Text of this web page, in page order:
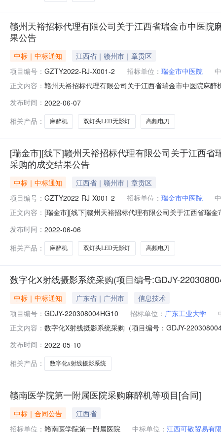
赣州天裕招标代理有限公司关于江西省瑞金市中医
果公告
中标｜中标通知
江西省｜赣州市｜章贡区
项目编号： GZTY2022-RJ-X001-2 招标单位： 瑞金市中医院
正文内容： 赣州天裕招标代理有限公司关于江西省瑞金市中医院麻
￥403000.000000万元（人民币）联系人及联系方式：
发布时间： 2022-06-07
相关产品：
麻醉机 双灯头LED无影灯 高频电刀
[瑞金市][线下]赣州天裕招标代理有限公司关于江西
采购的成交结果公告
中标｜中标通知
江西省｜赣州市｜章贡区
项目编号： GZTY2022-RJ-X001-2 招标单位： 瑞金市中医院
正文内容： [瑞金市][线下]赣州天裕招标代理有限公司关于江西省瑞
一、项目编号：GZTY2022-RJ-X001-2二、项目名称：
发布时间： 2022-06-06
相关产品：
麻醉机 双灯头LED无影灯 高频电刀
数字化X射线摄影系统采购(项目编号:GDJY-
中标｜中标通知 广东省｜广州市
信息技术
项目编号： GDJY-220308004HG10 招标单位： 广东工业大学
正文内容： 数字化X射线摄影系统采购（项目编号：GDJY-
居建材广场）54栋3-13号748,500.00元四、主要标的信
发布时间： 2022-05-10
相关产品：
数字化x射线摄影系统
赣南医学院第一附属医院采购麻醉机等项目[合同]
中标｜合同公告
江西省
招标单位： 赣南医学院第一附属医院 中标单位： 江西可敬贸易有